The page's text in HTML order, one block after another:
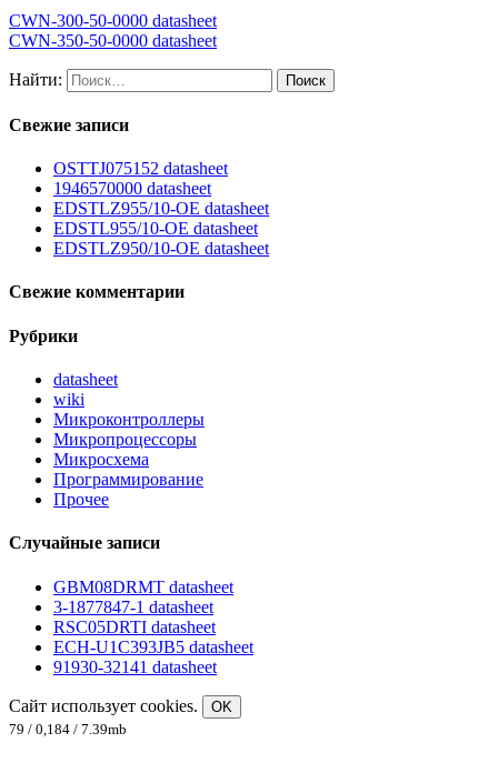
CWN-300-50-0000 datasheet
CWN-350-50-0000 datasheet
Найти:
Свежие записи
OSTTJ075152 datasheet
1946570000 datasheet
EDSTLZ955/10-OE datasheet
EDSTL955/10-OE datasheet
EDSTLZ950/10-OE datasheet
Свежие комментарии
Рубрики
datasheet
wiki
Микроконтроллеры
Микропроцессоры
Микросхема
Программирование
Прочее
Случайные записи
GBM08DRMT datasheet
3-1877847-1 datasheet
RSC05DRTI datasheet
ECH-U1C393JB5 datasheet
91930-32141 datasheet
Сайт использует cookies.
OK
79 / 0,184 / 7.39mb